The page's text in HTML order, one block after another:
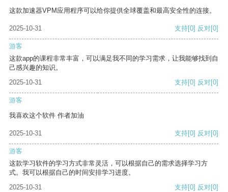
这款加速器VPM应用程序可以给你提供全球覆盖和最高安全性的连接。
2025-10-31 支持[0] 反对[0]
游客
这款app的课程非常丰富，可以满足我不同的学习需求，让我能够找到自
己感兴趣的知识。
2025-10-31
支持[0] 反对[0]
游客
我喜欢这个软件 作者加油
2025-10-31 支持[0] 反对[0]
游客
这款学习软件的学习方式非常灵活，可以根据自己的需求选择学习方
式。我可以根据自己的时间安排学习进度。
2025-10-31
支持[0] 反对[0]